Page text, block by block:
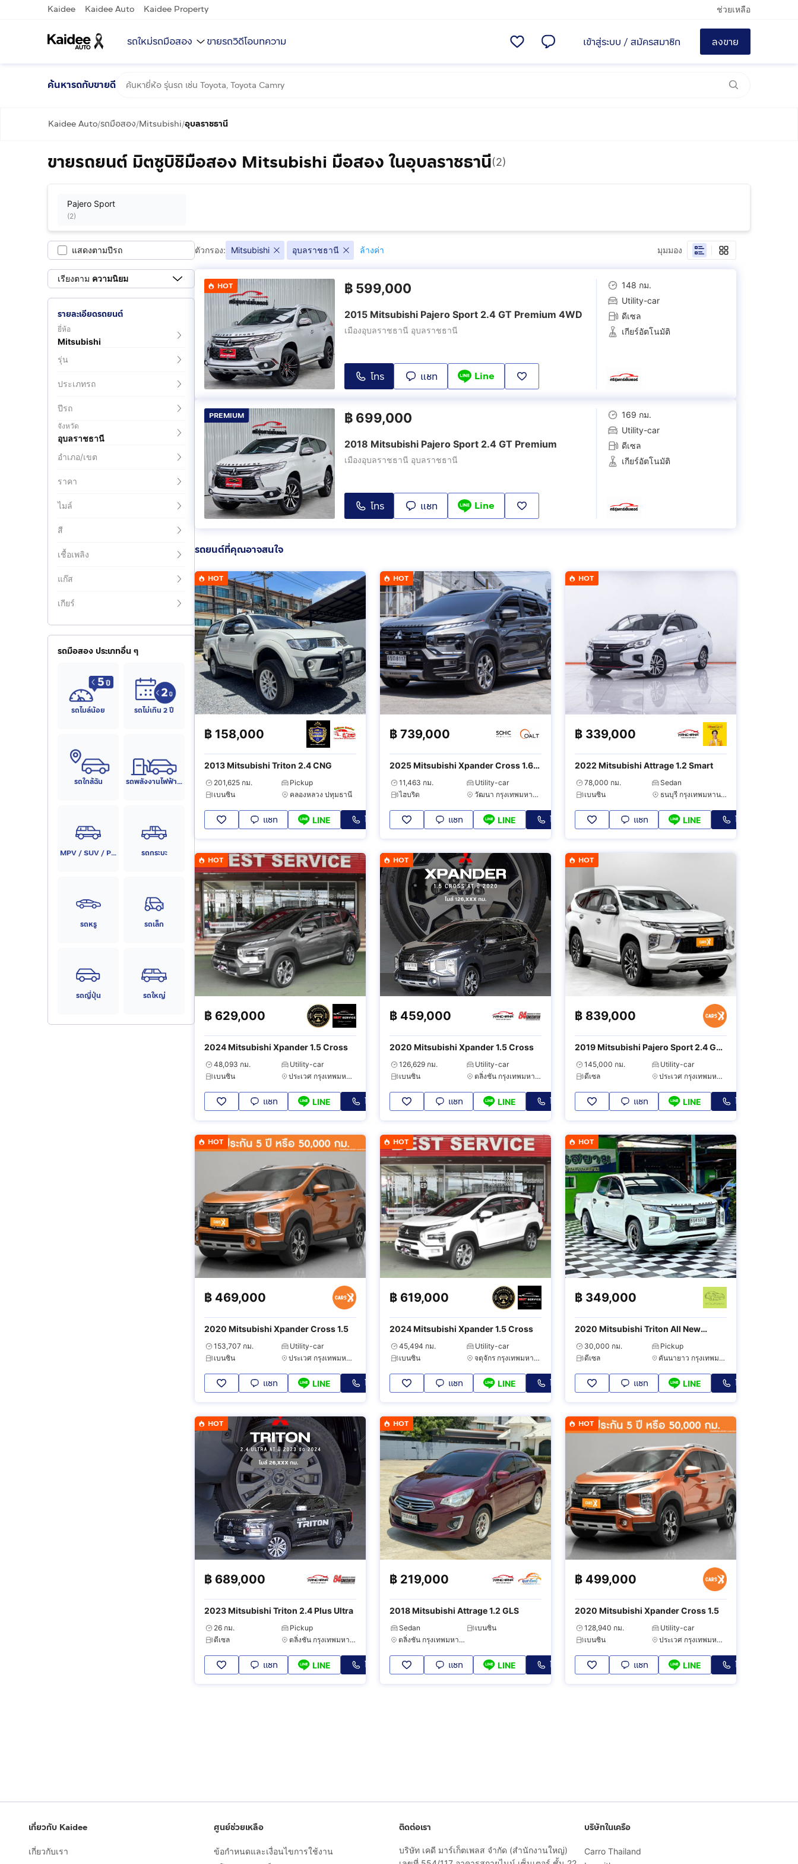
Kaidee Kaidee Auto Kaidee Property ช่วยเหลือ
รถใหม่รถมือสอง ขายรถวิดีโอบทความ เข้าสู่ระบบ / สมัครสมาชิก ลงขาย
ค้นหารถกับขายดี
Kaidee Auto/รถมือสอง/Mitsubishi/อุบลราชธานี
ขายรถยนต์ มิตซูบิชิมือสอง Mitsubishi มือสอง ในอุบลราชธานี(2)
Pajero Sport
(2)
แสดงตามปีรถ
เรียงตาม ความนิยม
รายละเอียดรถยนต์
ยี่ห้อ
Mitsubishi
รุ่น
ประเภทรถ
ปีรถ
จังหวัด
อุบลราชธานี
อำเภอ/เขต
ราคา
ไมล์
สี
เชื้อเพลิง
แก๊ส
เกียร์
รถมือสอง ประเภทอื่น ๆ
รถไมล์น้อย รถไม่เกิน 2 ปี
รถใกล้ฉัน รถพลังงานไฟฟ้า (EV)
MPV / SUV / PPV รถกระบะ
รถหรู รถเล็ก
รถญี่ปุ่น รถใหญ่
ตัวกรอง: Mitsubishi อุบลราชธานี ล้างค่า มุมมอง
HOT ฿ 599,000
2015 Mitsubishi Pajero Sport 2.4 GT Premium 4WD
เมืองอุบลราชธานี อุบลราชธานี
โทร แชท Line
148 กม.
Utility-car
ดีเซล
เกียร์อัตโนมัติ
PREMIUM ฿ 699,000
2018 Mitsubishi Pajero Sport 2.4 GT Premium
เมืองอุบลราชธานี อุบลราชธานี
โทร แชท Line
169 กม.
Utility-car
ดีเซล
เกียร์อัตโนมัติ
รถยนต์ที่คุณอาจสนใจ
HOT
฿ 158,000
2013 Mitsubishi Triton 2.4 CNG
201,625 กม.
Pickup
เบนซิน
คลองหลวง ปทุมธานี
แชท LINE โทร
HOT
฿ 739,000
2025 Mitsubishi Xpander Cross 1.6
HEV11,463 กม.
Utility-car
ไฮบริด
วัฒนา กรุงเทพมหานคร
แชท LINE โทร
HOT
฿ 339,000
2022 Mitsubishi Attrage 1.2 Smart
78,000 กม.
Sedan
เบนซิน
ธนบุรี กรุงเทพมหานคร
แชท LINE โทร
HOT
฿ 629,000
2024 Mitsubishi Xpander 1.5 Cross
48,093 กม.
Utility-car
เบนซิน
ประเวศ กรุงเทพมหานคร
แชท LINE โทร
HOT
฿ 459,000
2020 Mitsubishi Xpander 1.5 Cross
126,629 กม.
Utility-car
เบนซิน
ตลิ่งชัน กรุงเทพมหานคร
แชท LINE โทร
HOT
฿ 839,000
2019 Mitsubishi Pajero Sport 2.4 GT
Premium 4WD
145,000 กม.
Utility-car
ดีเซล
ประเวศ กรุงเทพมหานคร
แชท LINE โทร
HOT
฿ 469,000
2020 Mitsubishi Xpander Cross 1.5
153,707 กม.
Utility-car
เบนซิน
ประเวศ กรุงเทพมหานคร
แชท LINE โทร
HOT
฿ 619,000
2024 Mitsubishi Xpander 1.5 Cross
45,494 กม.
Utility-car
เบนซิน
จตุจักร กรุงเทพมหานคร
แชท LINE โทร
HOT
฿ 349,000
2020 Mitsubishi Triton All New
Double Cab 2.5 GLX
30,000 กม.
Pickup
ดีเซล
คันนายาว กรุงเทพมหานคร
แชท LINE โทร
HOT
฿ 689,000
2023 Mitsubishi Triton 2.4 Plus Ultra
26 กม.
Pickup
ดีเซล
ตลิ่งชัน กรุงเทพมหานคร
แชท LINE โทร
HOT
฿ 219,000
2018 Mitsubishi Attrage 1.2 GLS
Sedan
เบนซิน
ตลิ่งชัน กรุงเทพมหานคร
แชท LINE โทร
HOT
฿ 499,000
2020 Mitsubishi Xpander Cross 1.5
128,940 กม.
Utility-car
เบนซิน
ประเวศ กรุงเทพมหานคร
แชท LINE โทร
เกี่ยวกับ Kaidee
เกี่ยวกับเรา
ศูนย์ช่วยเหลือ
ข้อกำหนดและเงื่อนไขการใช้งาน
ติดต่อเรา
บริษัท เคดี มาร์เก็ตเพลส จำกัด (สำนักงานใหญ่)
บริษัทในเครือ
Carro Thailand